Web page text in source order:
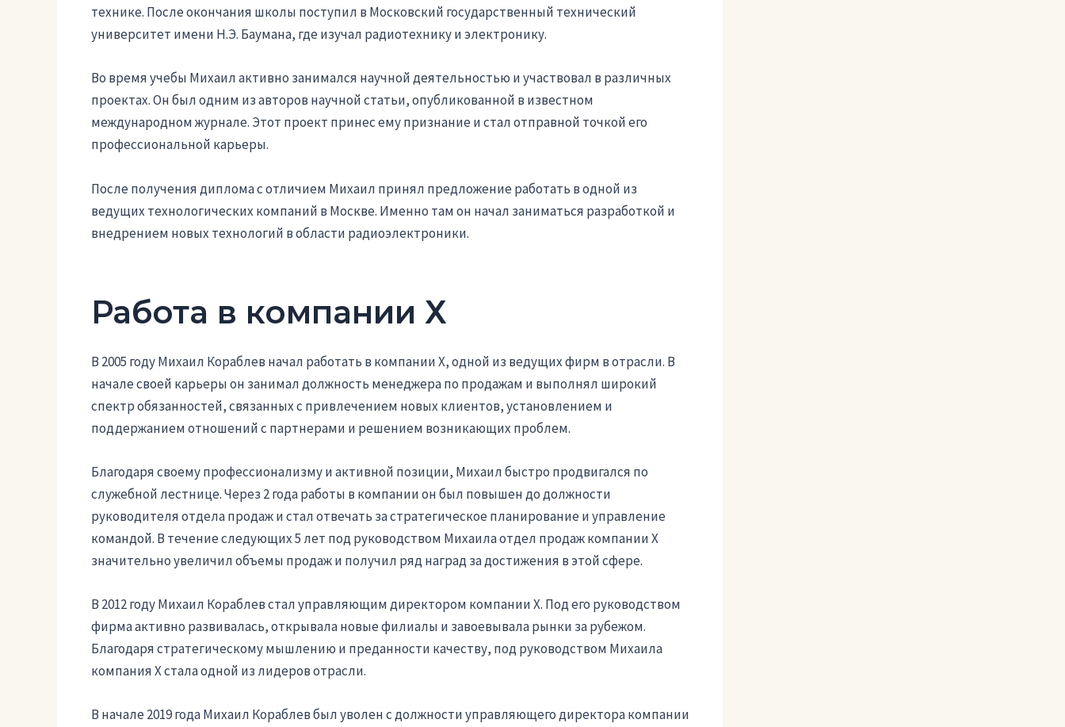
технике. После окончания школы поступил в Московский государственный технический
университет имени Н.Э. Баумана, где изучал радиотехнику и электронику.
Во время учебы Михаил активно занимался научной деятельностью и участвовал в различных
проектах. Он был одним из авторов научной статьи, опубликованной в известном
международном журнале. Этот проект принес ему признание и стал отправной точкой его
профессиональной карьеры.
После получения диплома с отличием Михаил принял предложение работать в одной из
ведущих технологических компаний в Москве. Именно там он начал заниматься разработкой и
внедрением новых технологий в области радиоэлектроники.
Работа в компании Х
В 2005 году Михаил Кораблев начал работать в компании Х, одной из ведущих фирм в отрасли. В
начале своей карьеры он занимал должность менеджера по продажам и выполнял широкий
спектр обязанностей, связанных с привлечением новых клиентов, установлением и
поддержанием отношений с партнерами и решением возникающих проблем.
Благодаря своему профессионализму и активной позиции, Михаил быстро продвигался по
служебной лестнице. Через 2 года работы в компании он был повышен до должности
руководителя отдела продаж и стал отвечать за стратегическое планирование и управление
командой. В течение следующих 5 лет под руководством Михаила отдел продаж компании Х
значительно увеличил объемы продаж и получил ряд наград за достижения в этой сфере.
В 2012 году Михаил Кораблев стал управляющим директором компании Х. Под его руководством
фирма активно развивалась, открывала новые филиалы и завоевывала рынки за рубежом.
Благодаря стратегическому мышлению и преданности качеству, под руководством Михаила
компания Х стала одной из лидеров отрасли.
В начале 2019 года Михаил Кораблев был уволен с должности управляющего директора компании